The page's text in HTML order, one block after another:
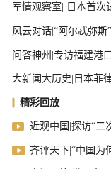
军情观察室| 日本首次
风云对话|“阿尔忒弥斯
问答神州|专访福建港
大新闻大历史|日本菲
精彩回放
近观中国|探访“二
齐评天下|“中国为